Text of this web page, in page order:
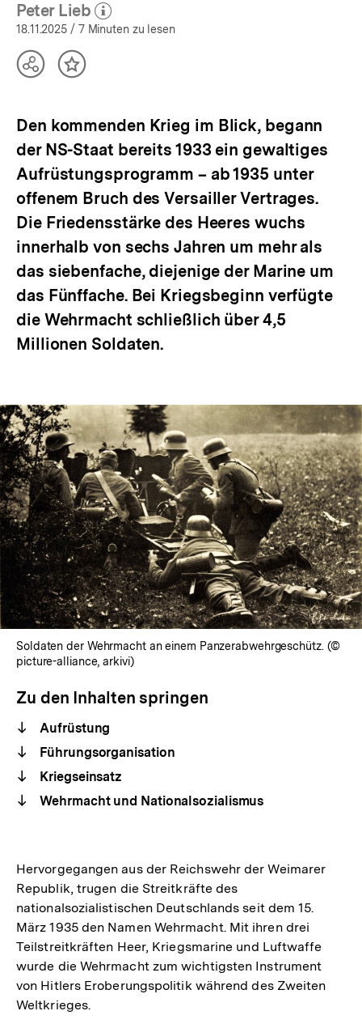
Peter Lieb
(Mehr zum Autor)
öffnen
18.11.2025 / 7 Minuten zu lesen
TeilenInhalt
Den kommenden Krieg im Blick, begann
der NS-Staat bereits 1933 ein gewaltiges
Aufrüstungsprogramm – ab 1935 unter
offenem Bruch des Versailler Vertrages.
Die Friedensstärke des Heeres wuchs
innerhalb von sechs Jahren um mehr als
das siebenfache, diejenige der Marine um
das Fünffache. Bei Kriegsbeginn verfügte
die Wehrmacht schließlich über 4,5
Millionen Soldaten.
Soldaten der Wehrmacht an einem Panzerabwehrgeschütz. (©
picture-alliance, arkivi)
Zu den Inhalten springen
Aufrüstung
Führungsorganisation
Kriegseinsatz
Wehrmacht und Nationalsozialismus
Hervorgegangen aus der Reichswehr der Weimarer
Republik, trugen die Streitkräfte des
nationalsozialistischen Deutschlands seit dem 15.
März 1935 den Namen Wehrmacht. Mit ihren drei
Teilstreitkräften Heer, Kriegsmarine und Luftwaffe
wurde die Wehrmacht zum wichtigsten Instrument
von Hitlers Eroberungspolitik während des Zweiten
Weltkrieges.